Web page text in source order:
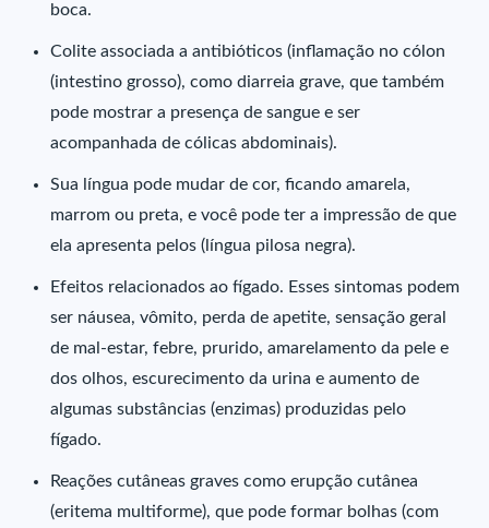
boca.
Colite associada a antibióticos (inflamação no cólon
(intestino grosso), como diarreia grave, que também
pode mostrar a presença de sangue e ser
acompanhada de cólicas abdominais).
Sua língua pode mudar de cor, ficando amarela,
marrom ou preta, e você pode ter a impressão de que
ela apresenta pelos (língua pilosa negra).
Efeitos relacionados ao fígado. Esses sintomas podem
ser náusea, vômito, perda de apetite, sensação geral
de mal-estar, febre, prurido, amarelamento da pele e
dos olhos, escurecimento da urina e aumento de
algumas substâncias (enzimas) produzidas pelo
fígado.
Reações cutâneas graves como erupção cutânea
(eritema multiforme), que pode formar bolhas (com